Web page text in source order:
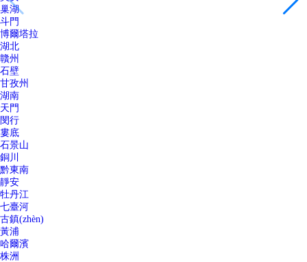
巢湖
斗門
博爾塔拉
湖北
贛州
石壁
甘孜州
湖南
天門
閔行
婁底
石景山
銅川
黔東南
靜安
牡丹江
七臺河
古鎮(zhèn)
黃浦
哈爾濱
株洲